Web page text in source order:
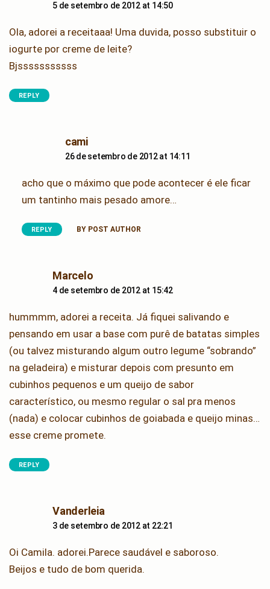
5 de setembro de 2012 at 14:50
Ola, adorei a receitaaa! Uma duvida, posso substituir o
iogurte por creme de leite?
Bjsssssssssss
REPLY
camisays:
26 de setembro de 2012 at 14:11
acho que o máximo que pode acontecer é ele ficar
um tantinho mais pesado amore…
REPLY BY POST AUTHOR
Marcelosays:
4 de setembro de 2012 at 15:42
hummmm, adorei a receita. Já fiquei salivando e
pensando em usar a base com purê de batatas simples
(ou talvez misturando algum outro legume “sobrando”
na geladeira) e misturar depois com presunto em
cubinhos pequenos e um queijo de sabor
característico, ou mesmo regular o sal pra menos
(nada) e colocar cubinhos de goiabada e queijo minas…
esse creme promete.
REPLY
Vanderleiasays:
3 de setembro de 2012 at 22:21
Oi Camila. adorei.Parece saudável e saboroso.
Beijos e tudo de bom querida.